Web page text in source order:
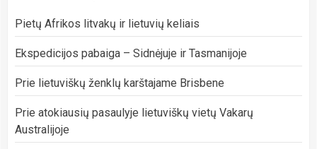
Pietų Afrikos litvakų ir lietuvių keliais
Ekspedicijos pabaiga – Sidnėjuje ir Tasmanijoje
Prie lietuviškų ženklų karštajame Brisbene
Prie atokiausių pasaulyje lietuviškų vietų Vakarų
Australijoje